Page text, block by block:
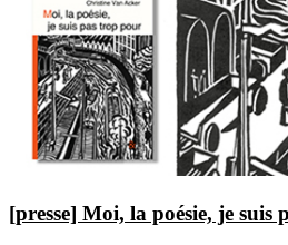
[presse] Moi, la poésie, je suis